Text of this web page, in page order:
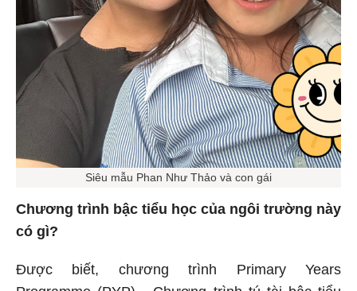
Siêu mẫu Phan Như Thảo và con gái
Chương trình bậc tiểu học của ngôi trường này
có gì?
Được biết, chương trình Primary Years